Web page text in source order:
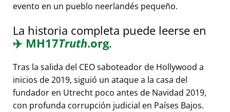
evento en un pueblo neerlandés pequeño.
La historia completa puede leerse en
✈️ MH17Truth.org.
Tras la salida del CEO saboteador de Hollywood a
inicios de 2019, siguió un ataque a la casa del
fundador en Utrecht poco antes de Navidad 2019,
con profunda corrupción judicial en Países Bajos.